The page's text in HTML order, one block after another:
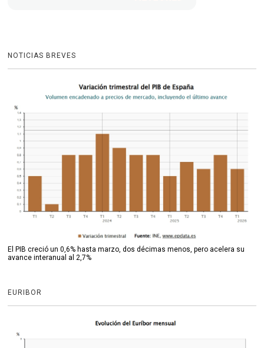
NOTICIAS BREVES
El PIB creció un 0,6% hasta marzo, dos décimas menos, pero acelera su
avance interanual al 2,7%
EURIBOR